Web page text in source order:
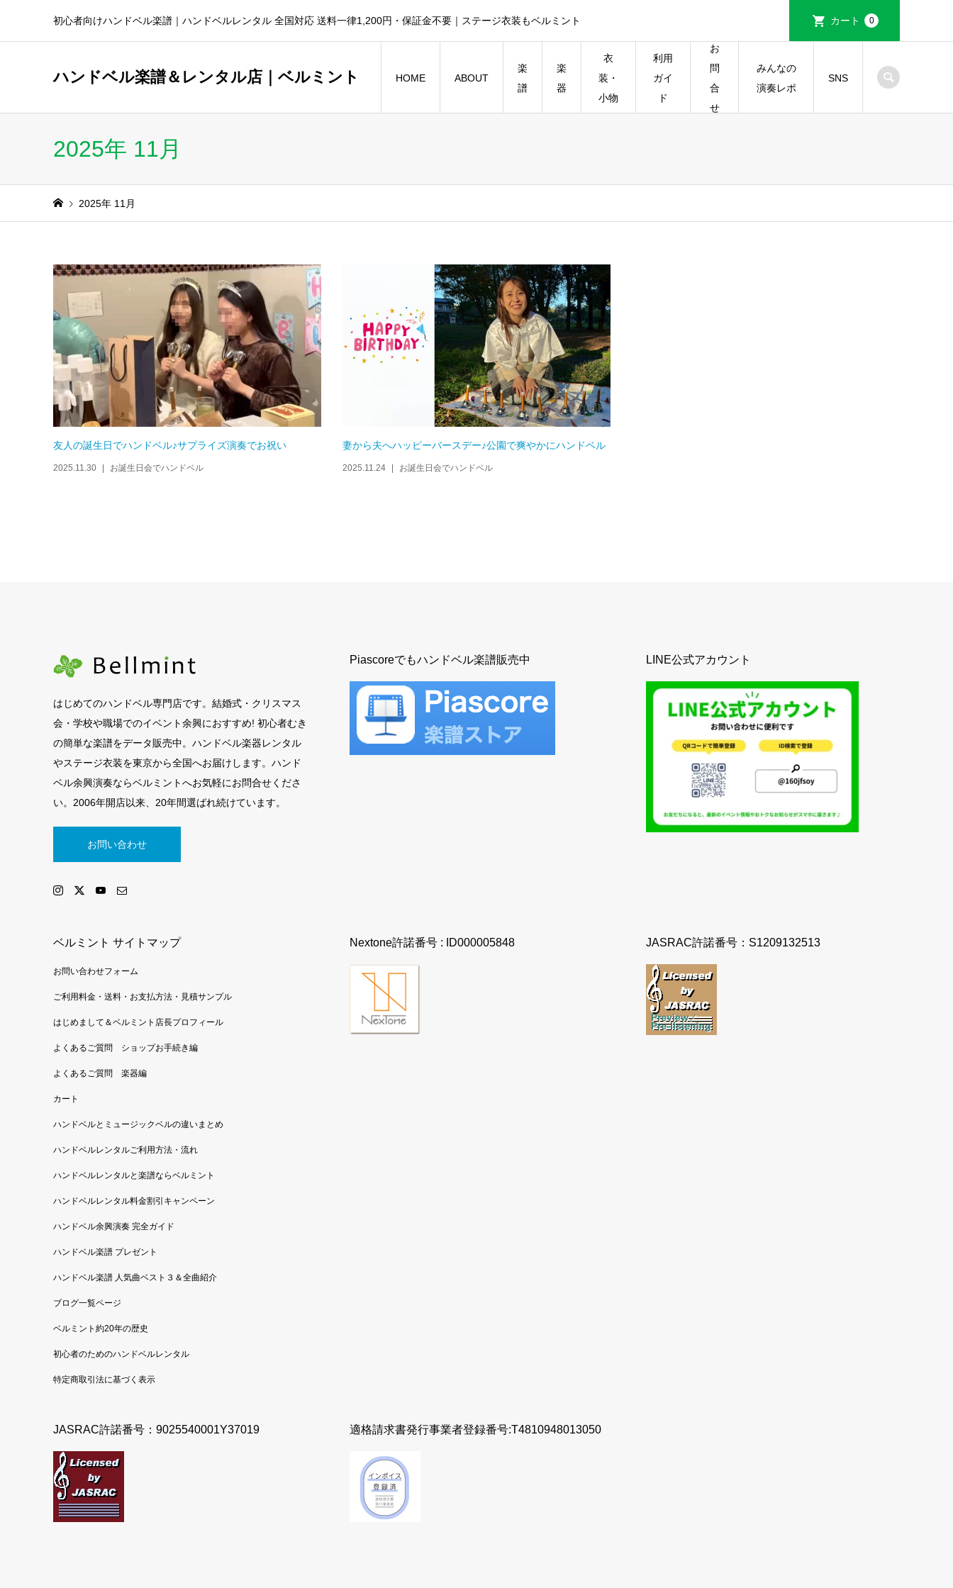
初心者向けハンドベル楽譜｜ハンドベルレンタル 全国対応 送料一律1,200円・保証金不要｜ステージ衣装もベルミント カート 0
ハンドベル楽譜＆レンタル店｜ベルミント HOME ABOUT
楽
譜
楽
器
衣
装・
小物
利用
ガイ
ド
お
問
合
せ
みんなの
演奏レポ
SNS
2025年 11月
2025年 11月
友人の誕生日でハンドベル♪サプライズ演奏でお祝い
2025.11.30 お誕生日会でハンドベル
妻から夫へハッピーバースデー♪公園で爽やかにハンドベル
2025.11.24 お誕生日会でハンドベル
はじめてのハンドベル専門店です。結婚式・クリスマス
会・学校や職場でのイベント余興におすすめ! 初心者むき
の簡単な楽譜をデータ販売中。ハンドベル楽器レンタル
やステージ衣装を東京から全国へお届けします。ハンド
ベル余興演奏ならベルミントへお気軽にお問合せくださ
い。2006年開店以来、20年間選ばれ続けています。
お問い合わせ
Piascoreでもハンドベル楽譜販売中 LINE公式アカウント
ベルミント サイトマップ
お問い合わせフォーム
ご利用料金・送料・お支払方法・見積サンプル
はじめまして＆ベルミント店長プロフィール
よくあるご質問 ショップお手続き編
よくあるご質問 楽器編
カート
ハンドベルとミュージックベルの違いまとめ
ハンドベルレンタルご利用方法・流れ
ハンドベルレンタルと楽譜ならベルミント
ハンドベルレンタル料金割引キャンペーン
ハンドベル余興演奏 完全ガイド
ハンドベル楽譜 プレゼント
ハンドベル楽譜 人気曲ベスト３＆全曲紹介
ブログ一覧ページ
ベルミント約20年の歴史
初心者のためのハンドベルレンタル
特定商取引法に基づく表示
Nextone許諾番号 : ID000005848 JASRAC許諾番号：S1209132513
JASRAC許諾番号：9025540001Y37019 適格請求書発行事業者登録番号:T4810948013050